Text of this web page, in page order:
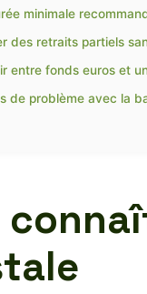
minimale
des retraits partiels
entre fonds euros et
de problème avec la